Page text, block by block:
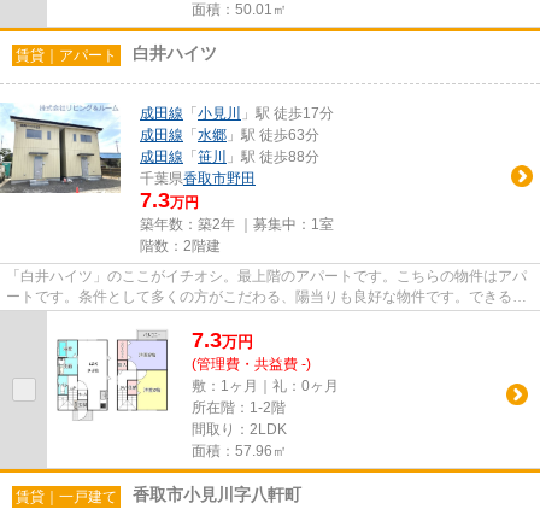
面積：50.01㎡
賃貸｜アパート 白井ハイツ
成田線 「 小見川
」駅 徒歩17分
成田線 「 水郷 」駅 徒歩63分
成田線 「 笹川
」駅 徒歩88分
千葉県香取市野田
7.3万円
築年数：築2年 ｜募集中： 1室
階数：2階建
「白井ハイツ」のここがイチオシ。最上階のアパートです。こちらの物件はアパ
ートです。条件として多くの方がこだわる、陽当りも良好な物件です。できるだ
7.3万円
(管理費・共益費 -)
敷：1ヶ月｜礼：0ヶ月
所在階：1-2階
間取り：2LDK
面積：57.96㎡
賃貸｜一戸建て 香取市小見川字八軒町